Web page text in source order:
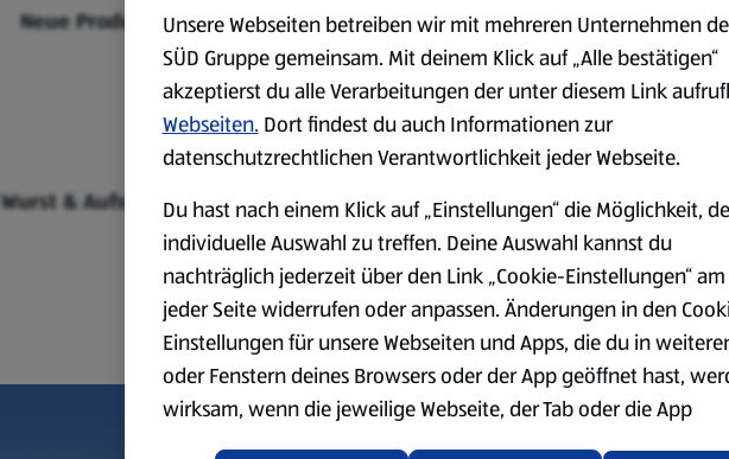
Neue Produkte Markenprodukte Bio-Produkte
Wurst & Aufschnitt Käse
Milchprodukte &
Eier
Unsere Webseiten betreiben wir mit mehreren Unternehmen
SÜD Gruppe gemeinsam. Mit deinem Klick auf „Alle bestätigen“
akzeptierst du alle Verarbeitungen der unter diesem Link
Webseiten. Dort findest du auch Informationen zur
datenschutzrechtlichen Verantwortlichkeit jeder Webseite.
Du hast nach einem Klick auf „Einstellungen“ die Möglichkeit,
individuelle Auswahl zu treffen. Deine Auswahl kannst du
nachträglich jederzeit über den Link „Cookie-Einstellungen“
jeder Seite widerrufen oder anpassen. Änderungen in den
Einstellungen für unsere Webseiten und Apps, die du in
oder Fenstern deines Browsers oder der App geöffnet hast,
wirksam, wenn die jeweilige Webseite, der Tab oder die App
aktualisiert oder geschlossen und anschließend wieder geöffnet